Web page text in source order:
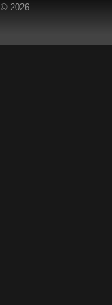
© 2026